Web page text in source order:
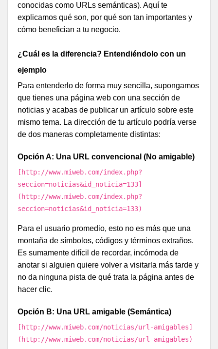
conocidas como URLs semánticas). Aquí te
explicamos qué son, por qué son tan importantes y
cómo benefician a tu negocio.
¿Cuál es la diferencia? Entendiéndolo con un
ejemplo
Para entenderlo de forma muy sencilla, supongamos
que tienes una página web con una sección de
noticias y acabas de publicar un artículo sobre este
mismo tema. La dirección de tu artículo podría verse
de dos maneras completamente distintas:
Opción A: Una URL convencional (No amigable)
[http://www.miweb.com/index.php?
seccion=noticias&id_noticia=133]
(http://www.miweb.com/index.php?
seccion=noticias&id_noticia=133)
Para el usuario promedio, esto no es más que una
montaña de símbolos, códigos y términos extraños.
Es sumamente difícil de recordar, incómoda de
anotar si alguien quiere volver a visitarla más tarde y
no da ninguna pista de qué trata la página antes de
hacer clic.
Opción B: Una URL amigable (Semántica)
[http://www.miweb.com/noticias/url-amigables]
(http://www.miweb.com/noticias/url-amigables)